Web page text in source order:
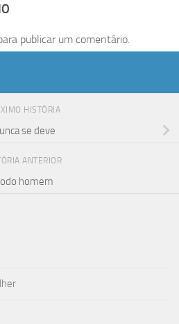
publicar um comentário.
HISTÓRIA
se deve
ANTERIOR
homem